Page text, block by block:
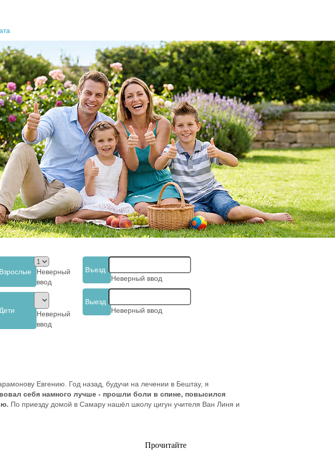
Взрослые
Неверный
ввод
Дети
Неверный
ввод
Въезд
Неверный ввод
Выезд
Неверный ввод
Евгению. Год назад, будучи на лечении в Бештау, я
себя намного лучше - прошли боли в спине, повысился
По приезду домой в Самару нашёл школу цигун учителя Ван Линя и
Прочитайте